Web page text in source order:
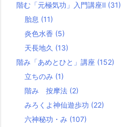
階む「元極気功」入門講座Ⅱ (31)
胎息 (11)
炎色水香 (5)
天長地久 (13)
階み「あめとひと」講座 (152)
立ちのみ (1)
階み 按摩法 (2)
みろくよ神仙遊歩功 (22)
六神秘功・み (107)